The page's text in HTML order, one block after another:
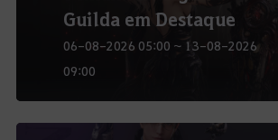
Guilda em Destaque
06-08-2026 05:00 ~ 13-08-2026
09:00